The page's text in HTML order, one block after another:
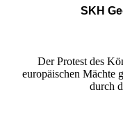
SKH
Der Protest des
europäischen Mächte
durch